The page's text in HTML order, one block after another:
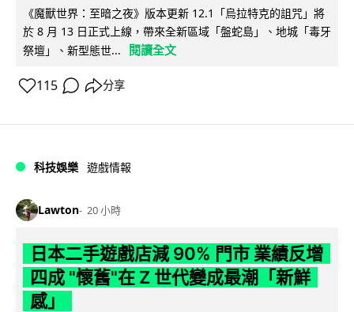
《魔獸世界：至暗之夜》版本更新 12.1「烏拉特克的詛咒」將
於 8 月 13 日正式上線，帶來全新區域「盤蛇島」、地城「毒牙
祭壇」、新型態世...
閱讀全文
115 分享
科技娛樂 遊戲情報
Lawton 20 小時
日本二手遊戲店減 90% 門市 業績反增
四成 "懷舊"在 Z 世代變成最潮「新鮮
感」